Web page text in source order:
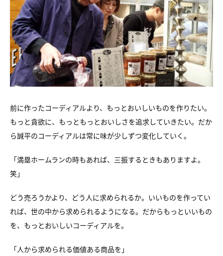
前に作ったコーディアルより、もっとおいしいものを作りたい。
もっと貪欲に、もっともっとおいしさを追求していきたい。だか
ら誠平のコーディアルは常に味が少しずつ変化していく。
「満塁ホームランの時もあれば、三振するときもありますよ。
笑」
どう売ろうかより、どう人に求められるか。いいものを作ってい
れば、世の中から求められるようになる。だからもっといいもの
を、もっとおいしいコーディアルを。
「人から求められる価値ある商品を」